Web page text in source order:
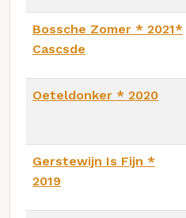
Bossche Zomer * 2021*
Cascsde
Oeteldonker * 2020
Gerstewijn Is Fijn *
2019